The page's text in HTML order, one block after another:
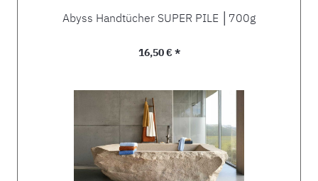
Abyss Handtücher SUPER PILE │700g
Regulärer Preis:
16,50 € *